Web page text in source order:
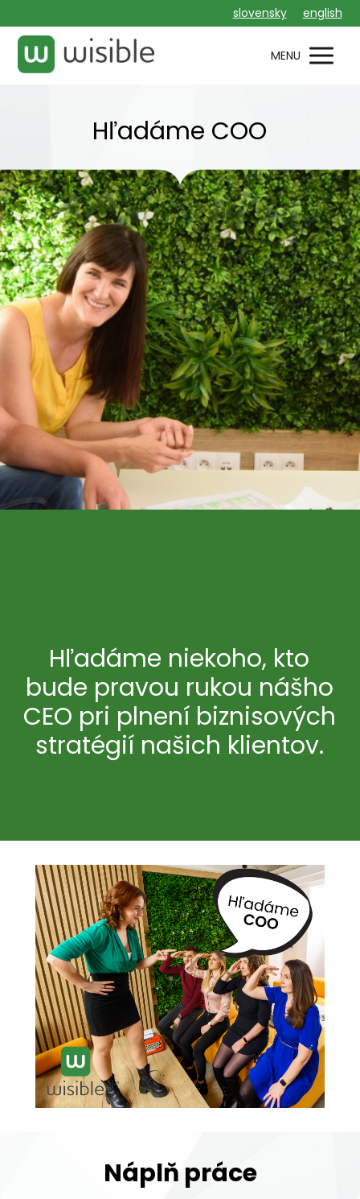
slovensky english
MENU
Hľadáme COO
Hľadáme niekoho, kto
bude pravou rukou nášho
CEO pri plnení biznisových
stratégií našich klientov.
Náplň práce